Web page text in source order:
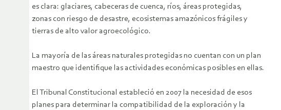
es clara: glaciares, cabeceras de cuenca, ríos, áreas protegidas,
zonas con riesgo de desastre, ecosistemas amazónicos frágiles y
tierras de alto valor agroecológico.
La mayoría de las áreas naturales protegidas no cuentan con un plan
maestro que identifique las actividades económicas posibles en ellas.
El Tribunal Constitucional estableció en 2007 la necesidad de esos
planes para determinar la compatibilidad de la exploración y la